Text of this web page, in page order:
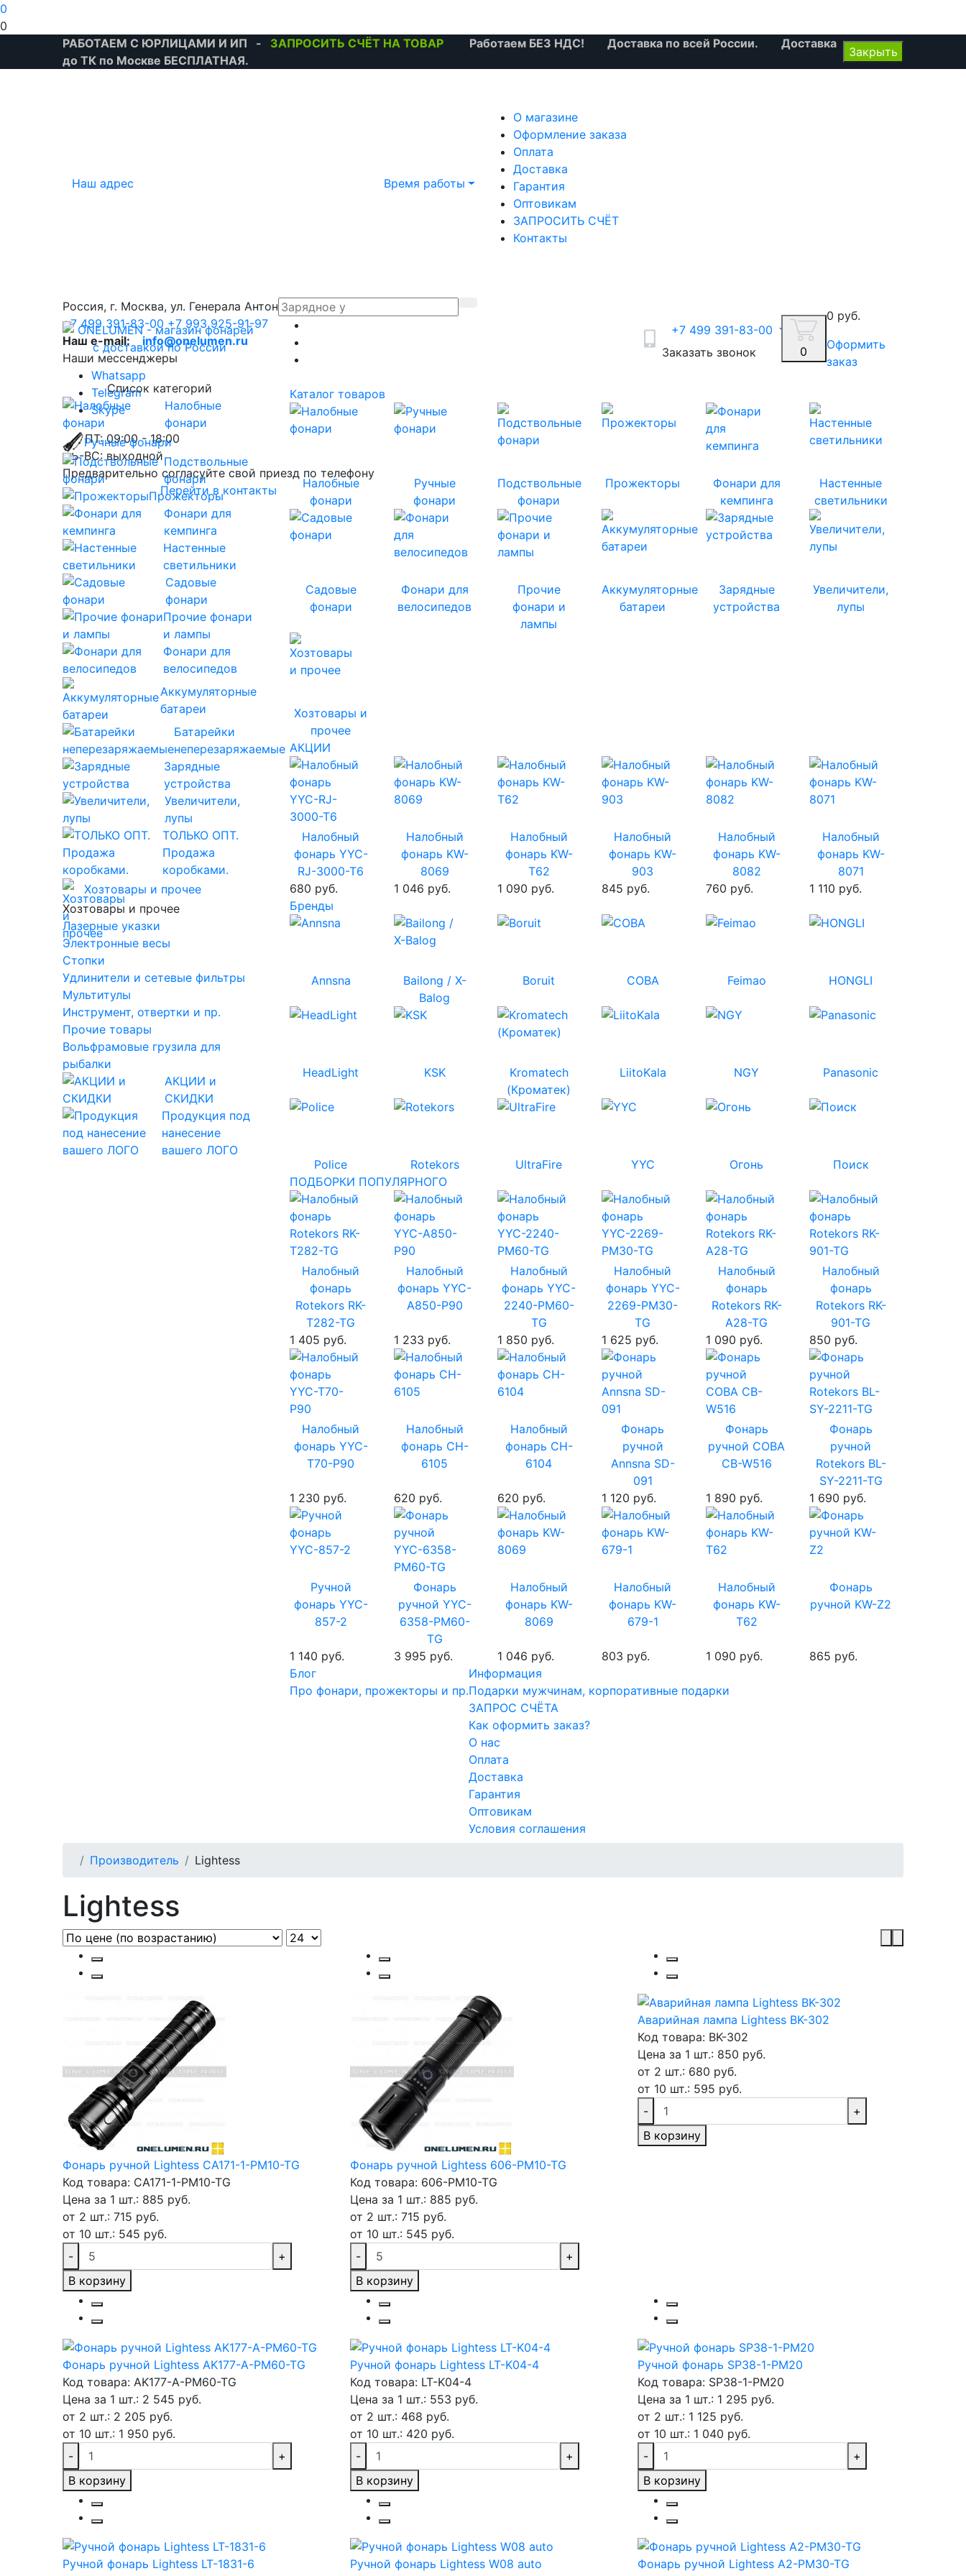
0
0
РАБОТАЕМ С ЮРЛИЦАМИ И ИП - ЗАПРОСИТЬ СЧЁТ НА ТОВАР Работаем БЕЗ НДС! Доставка по всей России. Доставка
до ТК по Москве БЕСПЛАТНАЯ.
Закрыть
Наш адрес
Россия, г. Москва, ул. Генерала Антонова, 3А.
+7 499 391-83-00 +7 993 925-91-97
Наш e-mail:
info@onelumen.ru
Наши мессенджеры
Whatsapp
Telegram
Skype
ПН-ПТ: 09:00 - 18:00
СБ-ВС: выходной
Предварительно согласуйте свой приезд по телефону
Перейти в контакты
Время работы
О магазине
Оформление заказа
Оплата
Доставка
Гарантия
Оптовикам
ЗАПРОСИТЬ СЧЁТ
Контакты
+7 499 391-83-00
Заказать звонок
0
0 руб.
Оформить
заказ
Список категорий
Налобные
фонари
Ручные фонари
Подствольные
фонари
Прожекторы
Фонари для
кемпинга
Настенные
светильники
Садовые
фонари
Прочие фонари
и лампы
Фонари для
велосипедов
Аккумуляторные
батареи
Батарейки
неперезаряжаемые
Зарядные
устройства
Увеличители,
лупы
ТОЛЬКО ОПТ.
Продажа
коробками.
Хозтовары и прочее
Хозтовары и прочее
Лазерные указки
Электронные весы
Стопки
Удлинители и сетевые фильтры
Мультитулы
Инструмент, отвертки и пр.
Прочие товары
Вольфрамовые грузила для
рыбалки
АКЦИИ и
СКИДКИ
Продукция под
нанесение
вашего ЛОГО
Каталог товаров
Налобные
фонари
Ручные
фонари
Подствольные
фонари
Прожекторы
Фонари для
кемпинга
Настенные
светильники
Садовые
фонари
Фонари для
велосипедов
Прочие
фонари и
лампы
Аккумуляторные
батареи
Зарядные
устройства
Увеличители,
лупы
Хозтовары и
прочее
АКЦИИ
Налобный
фонарь YYC-
RJ-3000-T6
680 руб.
Налобный
фонарь KW-
8069
1 046 руб.
Налобный
фонарь KW-
T62
1 090 руб.
Налобный
фонарь KW-
903
845 руб.
Налобный
фонарь KW-
8082
760 руб.
Налобный
фонарь KW-
8071
1 110 руб.
Бренды
Annsna
Bailong / X-
Balog
Boruit COBA Feimao HONGLI
HeadLight KSK
Kromatech
(Кроматек)
LiitoKala NGY Panasonic
Police Rotekors UltraFire YYC Огонь
Поиск
ПОДБОРКИ ПОПУЛЯРНОГО
Налобный
фонарь
Rotekors RK-
T282-TG
1 405 руб.
Налобный
фонарь YYC-
A850-P90
1 233 руб.
Налобный
фонарь YYC-
2240-PM60-
TG
1 850 руб.
Налобный
фонарь YYC-
2269-PM30-
TG
1 625 руб.
Налобный
фонарь
Rotekors RK-
A28-TG
1 090 руб.
Налобный
фонарь
Rotekors RK-
901-TG
850 руб.
Налобный
фонарь YYC-
T70-P90
1 230 руб.
Налобный
фонарь CH-
6105
620 руб.
Налобный
фонарь CH-
6104
620 руб.
Фонарь
ручной
Annsna SD-
091
1 120 руб.
Фонарь
ручной COBA
CB-W516
1 890 руб.
Фонарь
ручной
Rotekors BL-
SY-2211-TG
1 690 руб.
Ручной
фонарь YYC-
857-2
1 140 руб.
Фонарь
ручной YYC-
6358-PM60-
TG
3 995 руб.
Налобный
фонарь KW-
8069
1 046 руб.
Налобный
фонарь KW-
679-1
803 руб.
Налобный
фонарь KW-
T62
1 090 руб.
Фонарь
ручной KW-Z2
865 руб.
Блог
Про фонари, прожекторы и пр.
Информация
Подарки мужчинам, корпоративные подарки
ЗАПРОС СЧЁТА
Как оформить заказ?
О нас
Оплата
Доставка
Гарантия
Оптовикам
Условия соглашения
Производитель Lightess
Lightess
Фонарь ручной Lightess CA171-1-PM10-TG
Код товара: CA171-1-PM10-TG
Цена за 1 шт.: 885 руб.
от 2 шт.: 715 руб.
от 10 шт.: 545 руб.
-
+
В корзину
Фонарь ручной Lightess 606-PM10-TG
Код товара: 606-PM10-TG
Цена за 1 шт.: 885 руб.
от 2 шт.: 715 руб.
от 10 шт.: 545 руб.
-
+
В корзину
Аварийная лампа Lightess BK-302
Код товара: BK-302
Цена за 1 шт.: 850 руб.
от 2 шт.: 680 руб.
от 10 шт.: 595 руб.
-
+
В корзину
Фонарь ручной Lightess AK177-A-PM60-TG
Код товара: AK177-A-PM60-TG
Цена за 1 шт.: 2 545 руб.
от 2 шт.: 2 205 руб.
от 10 шт.: 1 950 руб.
-
+
В корзину
Ручной фонарь Lightess LT-K04-4
Код товара: LT-K04-4
Цена за 1 шт.: 553 руб.
от 2 шт.: 468 руб.
от 10 шт.: 420 руб.
-
+
В корзину
Ручной фонарь SP38-1-PM20
Код товара: SP38-1-PM20
Цена за 1 шт.: 1 295 руб.
от 2 шт.: 1 125 руб.
от 10 шт.: 1 040 руб.
-
+
В корзину
Ручной фонарь Lightess LT-1831-6
Ручной фонарь Lightess W08 auto
Фонарь ручной Lightess A2-PM30-TG